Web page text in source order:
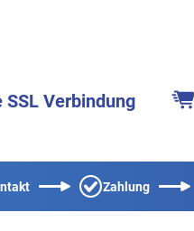
SSL Verbindung
Zahlung